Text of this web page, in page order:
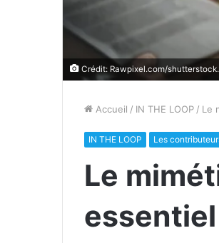
Crédit: Rawpixel.com/shutterstock.
Accueil / IN THE LOOP / Le
IN THE LOOP Les
Le